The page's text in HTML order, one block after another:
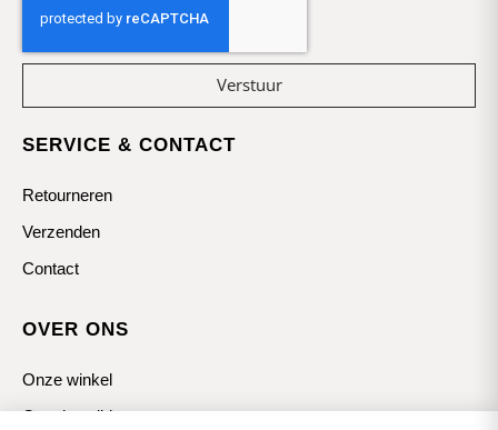
Verstuur
SERVICE & CONTACT
Retourneren
Verzenden
Contact
OVER ONS
Onze winkel
Openingstijden